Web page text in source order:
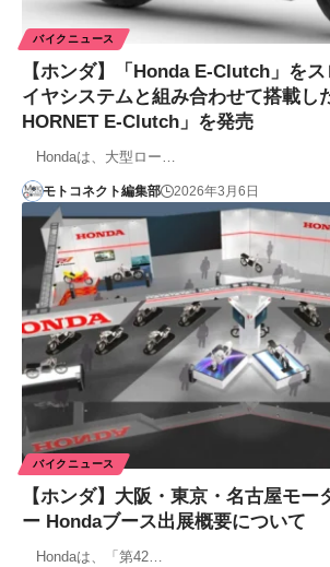
バイクニュース
【ホンダ】「Honda E-Clutch」を
イヤシステムと組み合わせて搭載し
HORNET E-Clutch」を発売
Hondaは、大型ロー…
モトコネクト編集部 2026年3月6日
バイクニュース
【ホンダ】大阪・東京・名古屋モー
ー Hondaブース出展概要について
Hondaは、「第42…